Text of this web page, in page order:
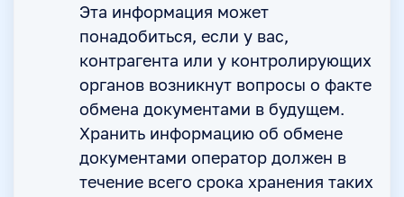
Эта информация может
понадобиться, если у вас,
контрагента или у контролирующих
органов возникнут вопросы о факте
обмена документами в будущем.
Хранить информацию об обмене
документами оператор должен в
течение всего срока хранения таких